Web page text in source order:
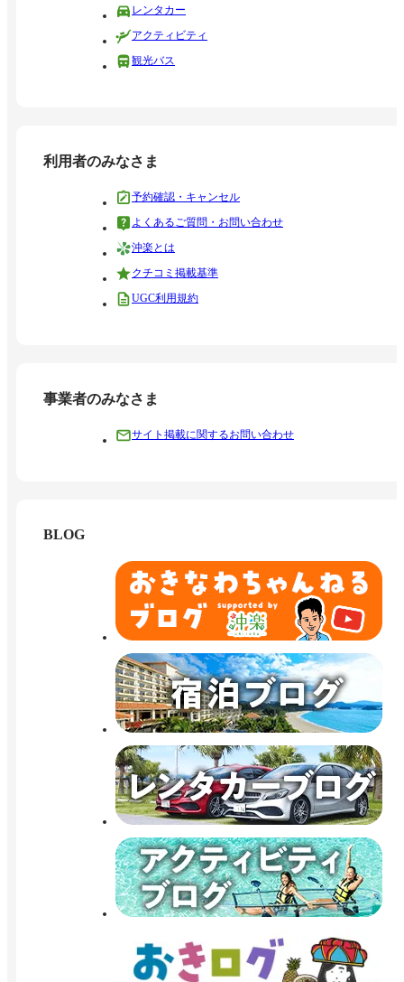
レンタカー
アクティビティ
観光バス
利用者のみなさま
予約確認・キャンセル
よくあるご質問・お問い合わせ
沖楽とは
クチコミ掲載基準
UGC利用規約
事業者のみなさま
サイト掲載に関するお問い合わせ
BLOG